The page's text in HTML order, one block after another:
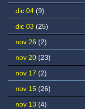
dic 04 (9)
dic 03 (25)
nov 26 (2)
nov 20 (23)
nov 17 (2)
nov 15 (26)
nov 13 (4)